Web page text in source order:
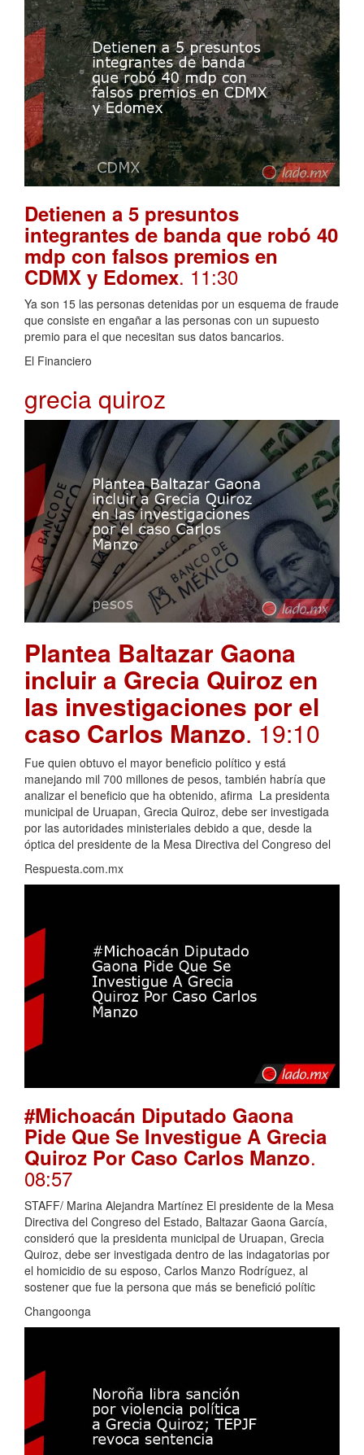
Detienen a 5 presuntos
integrantes de banda que robó 40
mdp con falsos premios en
CDMX y Edomex. 11:30
Ya son 15 las personas detenidas por un esquema de fraude
que consiste en engañar a las personas con un supuesto
premio para el que necesitan sus datos bancarios.
El Financiero
grecia quiroz
Plantea Baltazar Gaona
incluir a Grecia Quiroz en
las investigaciones por el
caso Carlos Manzo. 19:10
Fue quien obtuvo el mayor beneficio político y está
manejando mil 700 millones de pesos, también habría que
analizar el beneficio que ha obtenido, afirma La presidenta
municipal de Uruapan, Grecia Quiroz, debe ser investigada
por las autoridades ministeriales debido a que, desde la
óptica del presidente de la Mesa Directiva del Congreso del
Respuesta.com.mx
#Michoacán Diputado Gaona
Pide Que Se Investigue A Grecia
Quiroz Por Caso Carlos Manzo.
08:57
STAFF/ Marina Alejandra Martínez El presidente de la Mesa
Directiva del Congreso del Estado, Baltazar Gaona García,
consideró que la presidenta municipal de Uruapan, Grecia
Quiroz, debe ser investigada dentro de las indagatorias por
el homicidio de su esposo, Carlos Manzo Rodríguez, al
sostener que fue la persona que más se benefició polític
Changoonga